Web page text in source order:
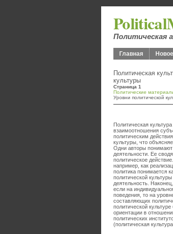
Политическая
Главная Новое
Политическая
культуры
Страница 1
Политические
Уровни политической
Политическая
взаимоотношения
политическим
культуры, что
Одни авторы понимают
деятельности. Ее
политическое
например, как
политика понимается
политической
деятельность.
если на
поведения, то на
составляющих
политической
ориентации в
политических
(политическая